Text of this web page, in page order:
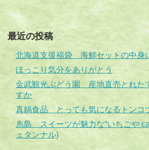
最近の投稿
北海道支援福袋 海鮮セットの中身
ほっこり気分をありがとう
金武観光ぶどう園 産地直売とれた
すか
真鍋食品 とっても気になるトンコ
糸島 スイーツが魅力な“いちごや
ェタンナル)